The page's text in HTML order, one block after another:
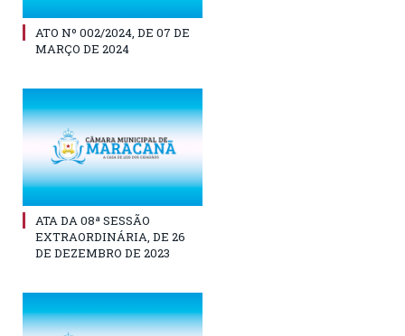
ATO Nº 002/2024, DE 07 DE
MARÇO DE 2024
ATA DA 08ª SESSÃO
EXTRAORDINÁRIA, DE 26
DE DEZEMBRO DE 2023